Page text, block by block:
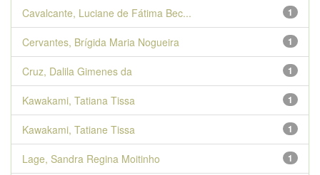
1
Cavalcante, Luciane de Fátima Bec...
1
Cervantes, Brígida Maria Nogueira
1
Cruz, Dalila Gimenes da
1
Kawakami, Tatiana Tissa
1
Kawakami, Tatiane Tissa
1
Lage, Sandra Regina Moitinho